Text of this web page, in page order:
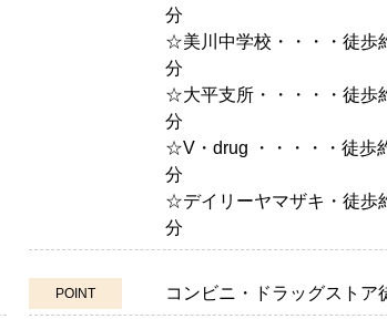
☆美川中学校・・・・徒歩
☆大平支所・・・・・徒歩
☆V・drug ・・・・・徒歩
☆デイリーヤマザキ・徒歩
分
POINT コンビニ・ドラッグストア